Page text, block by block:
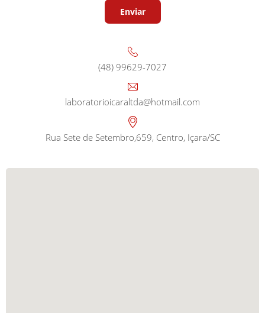
(48) 99629-7027
laboratorioicaraltda@hotmail.com
Rua Sete de Setembro,659, Centro, Içara/SC